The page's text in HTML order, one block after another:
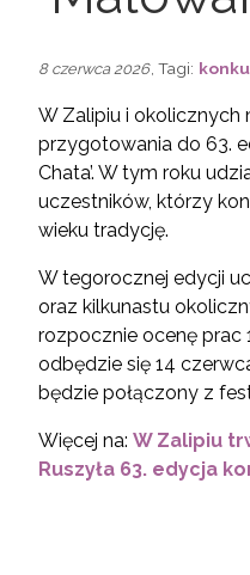
8 czerwca 2026 , Tagi:
W Zalipiu i okolicznych
przygotowania do 63.
Chata’. W tym roku
uczestników, którzy
wieku tradycję.
W tegorocznej edycji
oraz kilkunastu
rozpocznie ocenę prac
odbędzie się 14
będzie połączony z
Więcej na: W Zalipiu
Ruszyła 63. edycja